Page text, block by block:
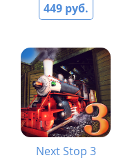
449 руб.
Next Stop 3